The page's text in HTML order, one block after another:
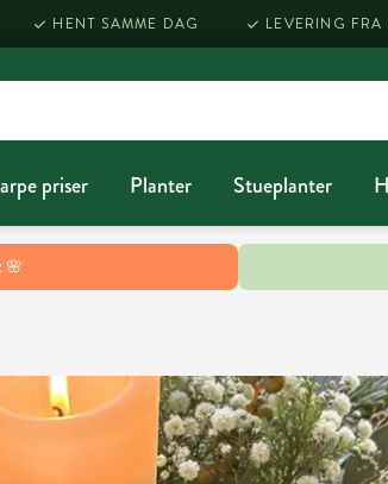
🌸
HENT SAMME DAG LEVERING
priser Planter Stueplanter